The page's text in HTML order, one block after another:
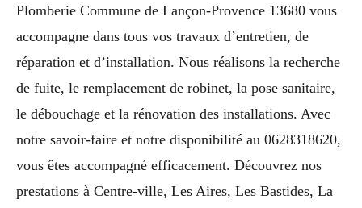
Plomberie Commune de Lançon-Provence 13680 vous
accompagne dans tous vos travaux d’entretien, de
réparation et d’installation. Nous réalisons la recherche
de fuite, le remplacement de robinet, la pose sanitaire,
le débouchage et la rénovation des installations. Avec
notre savoir-faire et notre disponibilité au 0628318620,
vous êtes accompagné efficacement. Découvrez nos
prestations à Centre-ville, Les Aires, Les Bastides, La